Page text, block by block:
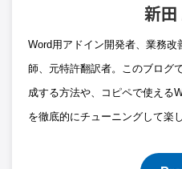
新
Word用アドイン開発者、業務
師、元特許翻訳者。このブログ
成する方法や、コピペで使える
を徹底的にチューニングして楽